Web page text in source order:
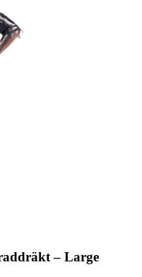
– Large